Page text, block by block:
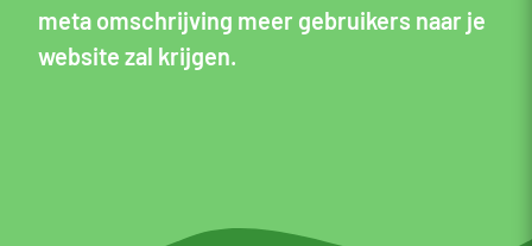
meta omschrijving meer gebruikers naar je
website zal krijgen.